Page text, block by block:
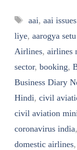
Tags
aai, aai
liye, aarogya
Airlines, airlines
sector, booking,
Business Diary
Hindi, civil
civil aviation
coronavirus india,
domestic airlines,